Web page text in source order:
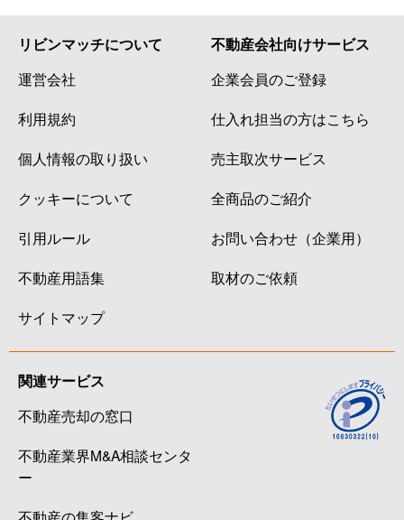
リビンマッチについて
運営会社
利用規約
個人情報の取り扱い
クッキーについて
引用ルール
不動産用語集
サイトマップ
不動産会社向けサービス
企業会員のご登録
仕入れ担当の方はこちら
売主取次サービス
全商品のご紹介
お問い合わせ（企業用）
取材のご依頼
関連サービス
不動産売却の窓口
不動産業界M&A相談センタ
ー